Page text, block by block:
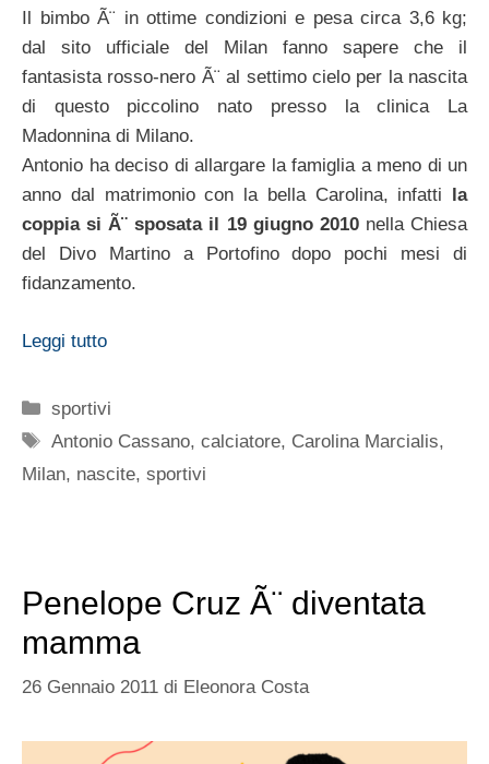
Il bimbo Ã¨ in ottime condizioni e pesa circa 3,6 kg;
dal sito ufficiale del Milan fanno sapere che il
fantasista rosso-nero Ã¨ al settimo cielo per la nascita
di questo piccolino nato presso la clinica La
Madonnina di Milano.
Antonio ha deciso di allargare la famiglia a meno di un
anno dal matrimonio con la bella Carolina, infatti
la
coppia si Ã¨ sposata il 19 giugno 2010nella Chiesa
del Divo Martino a Portofino dopo pochi mesi di
fidanzamento.
Leggi tutto
Categorie
sportivi
Tag
Antonio Cassano,calciatore, Carolina Marcialis,
Milan, nascite, sportivi
Penelope Cruz Ã¨ diventata
mamma
26 Gennaio 2011 di Eleonora Costa